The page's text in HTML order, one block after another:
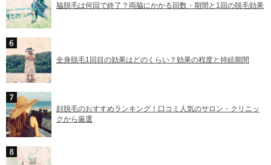
脇脱毛は何回で終了？両脇にかかる回数・期間と1回の脱毛効果
全身脱毛1回目の効果はどのくらい？効果の程度と持続期間
顔脱毛のおすすめランキング！口コミ人気のサロン・クリニッ
クから厳選